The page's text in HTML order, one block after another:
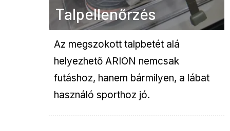
Talpellenőrzés
Az megszokott talpbetét alá
helyezhető ARION nemcsak
futáshoz, hanem bármilyen, a lábat
használó sporthoz jó.